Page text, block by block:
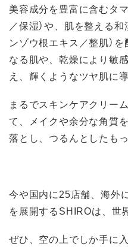
美容成分を豊富に含むタ
／保湿）や、肌を整える
ンゾウ根エキス／整肌）
なる肌や、乾燥により敏
え、輝くようなツヤ肌に導
まるでスキンケアクリー
て、メイクや余分な角質
落とし、つるんとしたも
今や国内に25店舗、海外
を展開するSHIROは、世
ぜひ、空の上でしか手に